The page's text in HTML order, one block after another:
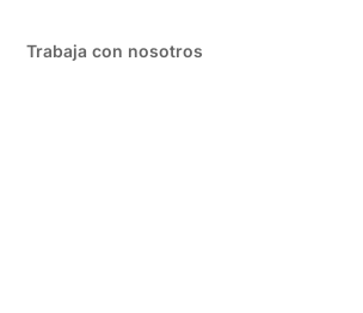
Trabaja con nosotros